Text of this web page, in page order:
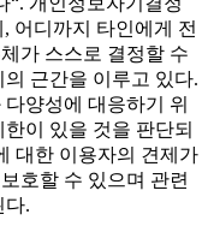
어디까지 타인에게 전
가 스스로 결정할 수
근간을 이루고 있다.
양성에 대응하기 위
이 있을 것을 판단되
대한 이용자의 견제가
호할 수 있으며 관련
다.